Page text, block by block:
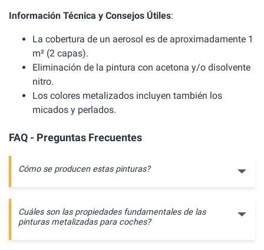
Información Técnica y Consejos Útiles:
La cobertura de un aerosol es de aproximadamente 1
m² (2 capas).
Eliminación de la pintura con acetona y/o disolvente
nitro.
Los colores metalizados incluyen también los
micados y perlados.
FAQ - Preguntas Frecuentes
Cómo se producen estas pinturas?
Cuáles son las propiedades fundamentales de las
pinturas metalizadas para coches?